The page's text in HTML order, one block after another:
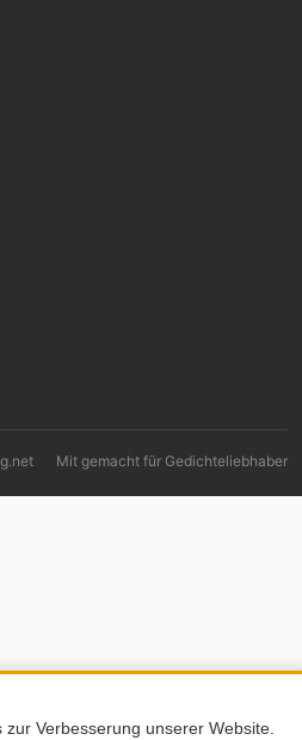
Mit gemacht für Gedichteliebhaber
Verbesserung unserer Website.